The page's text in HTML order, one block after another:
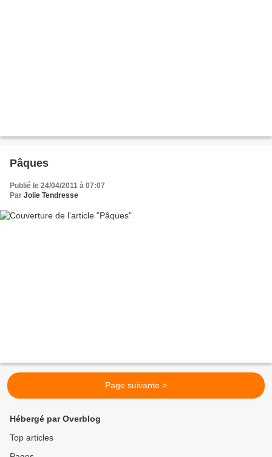
Pâques
Publié le 24/04/2011 à 07:07
Par Jolie Tendresse
Page suivante >
Hébergé par Overblog
Top articles